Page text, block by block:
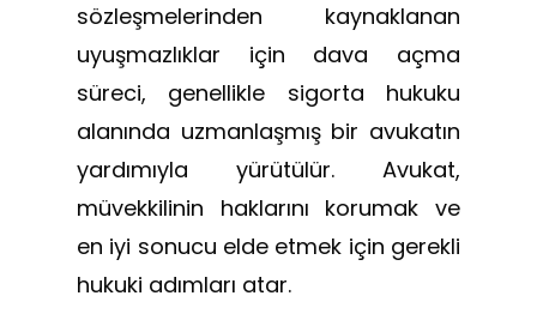
sözleşmelerinden kaynaklanan
uyuşmazlıklar için dava açma
süreci, genellikle sigorta hukuku
alanında uzmanlaşmış bir avukatın
yardımıyla yürütülür. Avukat,
müvekkilinin haklarını korumak ve
en iyi sonucu elde etmek için gerekli
hukuki adımları atar.